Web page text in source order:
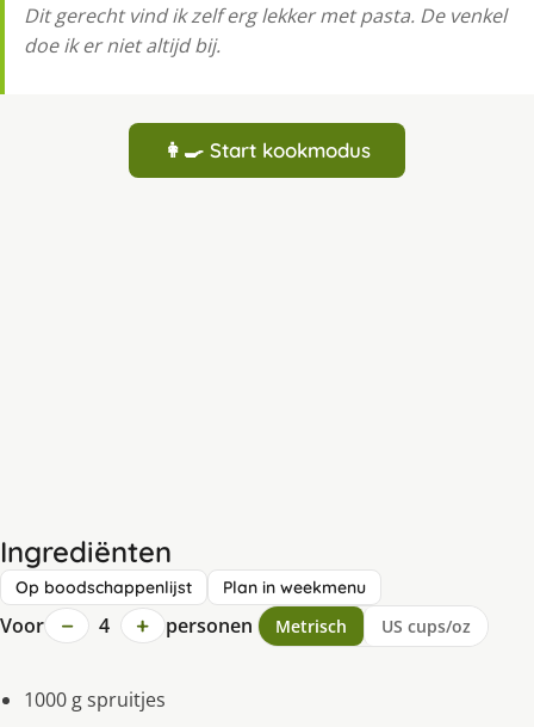
Dit gerecht vind ik zelf erg lekker met pasta. De venkel
doe ik er niet altijd bij.
👩‍🍳 Start kookmodus
Ingrediënten
Op boodschappenlijst Plan in weekmenu
Voor − 4 + personen Metrisch US cups/oz
1000 g spruitjes